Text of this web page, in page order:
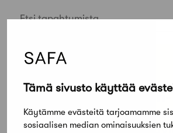
Tämä sivusto käyttää
Käytämme evästeitä tarjoamamme
sosiaalisen median ominaisuuksien
Etsi tapahtumista
PE
KESÄ
SU
03
Design –